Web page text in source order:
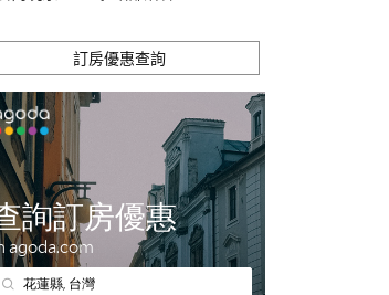
訂房優惠查詢